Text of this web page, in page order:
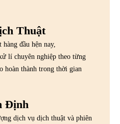
Thuật
đầu hện nay,
lí chuyên nghiệp theo từng
hoàn thành trong thời gian
Định
dịch vụ dịch thuật và phiên